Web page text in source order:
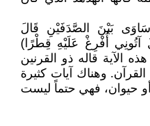
بَيْنَ الصَّدَفَيْنِ قَالَ
آتُونِي أُفْرِغْ عَلَيْهِ قِطْرًا)
في هذه الآية قاله ذو القرنين
وهناك آيات كثيرة
حيوان، فهي حتماً ليست